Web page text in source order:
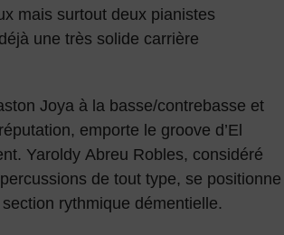
mais surtout deux pianistes
une très solide carrière
Joya à la basse/contrebasse et
emporte le groove d’El
Yaroldy Abreu Robles, considéré
de tout type, se positionne
rythmique démentielle.